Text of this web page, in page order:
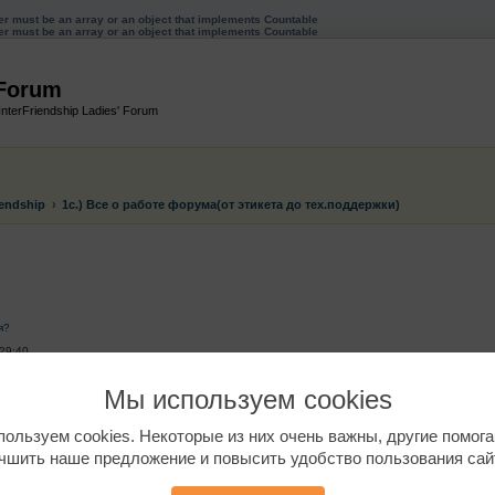
must be an array or an object that implements Countable
must be an array or an object that implements Countable
Ladies' Forum
1c.) Все о работе форума(от этикета до тех.поддержки)
меньше недели назад зарегистрировалась на сайте. Уважаемые
галлерию и я постоянно ОФЛАЙН.
какой смысл присутствовать на сайте, если тебя не видно!!!!
Мы используем cookies
cookies. Некоторые из них очень важны, другие
наше предложение и повысить удобство пользования